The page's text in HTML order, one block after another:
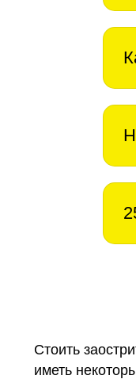
Стоить
иметь